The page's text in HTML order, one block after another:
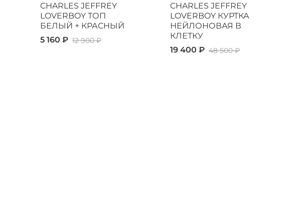
CHARLES JEFFREY
LOVERBOY ТОП
БЕЛЫЙ + КРАСНЫЙ
5 160 ₽ 12 900 ₽
CHARLES JEFFREY
LOVERBOY КУРТКА
НЕЙЛОНОВАЯ В
КЛЕТКУ
19 400 ₽ 48 500 ₽